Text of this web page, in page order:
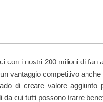
con i nostri 200 milioni di fan
vantaggio competitivo anche
di creare valore aggiunto
da cui tutti possono trarre